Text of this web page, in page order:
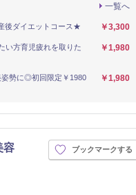
一覧へ
後ダイエットコース★ ￥3,300
い方育児疲れを取りた
￥1,980
勢に◎初回限定￥1980
￥1,980
容
ブックマークする